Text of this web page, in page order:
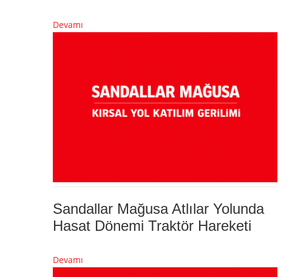
Devamı
Sandallar Mağusa Atlılar Yolunda
Hasat Dönemi Traktör Hareketi
Devamı